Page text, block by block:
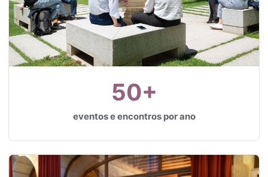
50+
eventos e encontros por ano